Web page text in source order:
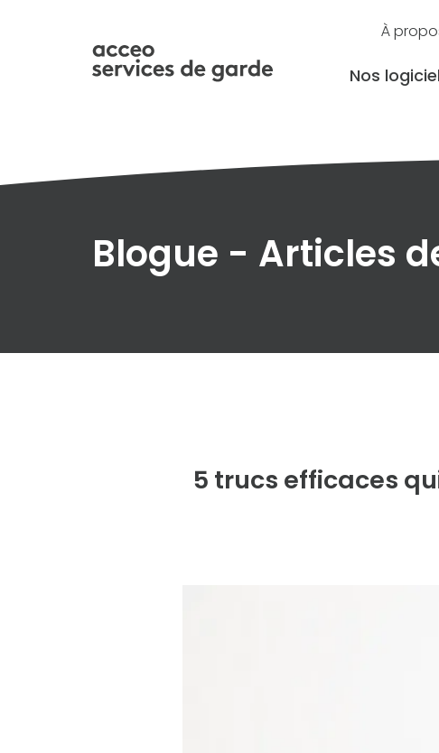
À
Nos
Blogue - Articles
5 trucs efficaces